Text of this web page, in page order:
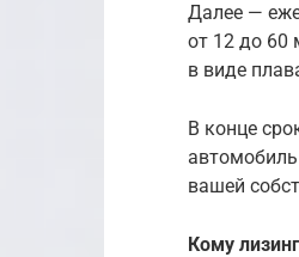
Далее —
от 12 до 60
в виде
В конце
вашей
Кому